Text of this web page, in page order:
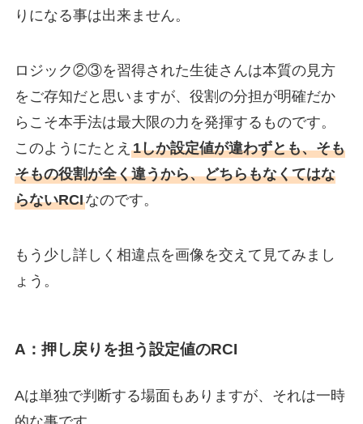
りになる事は出来ません。
ロジック②③を習得された生徒さんは本質の見方
をご存知だと思いますが、役割の分担が明確だか
らこそ本手法は最大限の力を発揮するものです。
このようにたとえ 1しか設定値が違わずとも、そも
そもの役割が全く違うから、どちらもなくてはな
らないRCIなのです。
もう少し詳しく相違点を画像を交えて見てみまし
ょう。
A：押し戻りを担う設定値のRCI
Aは単独で判断する場面もありますが、それは一時